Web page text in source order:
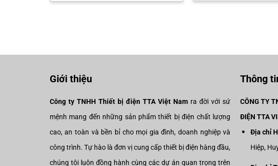
Giới thiệu
Công ty TNHH Thiết bị điện TTA Việt Nam ra đời với sứ
mệnh mang đến những sản phẩm thiết bị điện chất lượng
cao, an toàn và bền bỉ cho mọi gia đình, doanh nghiệp và
công trình. Tự hào là đơn vị cung cấp thiết bị điện hàng đầu,
chúng tôi luôn đồng hành cùng các dự án quan trọng trên
Thông
CÔNG TY
ĐIỆN TTA
Địa chỉ
Hiệp,